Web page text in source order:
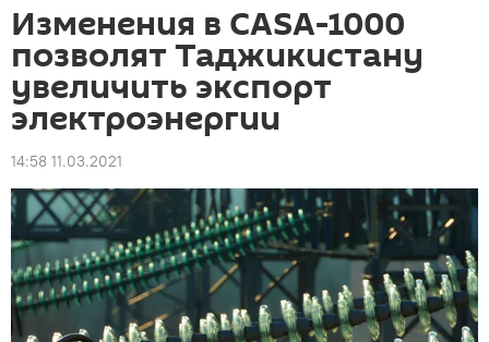
Изменения в CASA-1000
позволят Таджикистану
увеличить экспорт
электроэнергии
14:58 11.03.2021